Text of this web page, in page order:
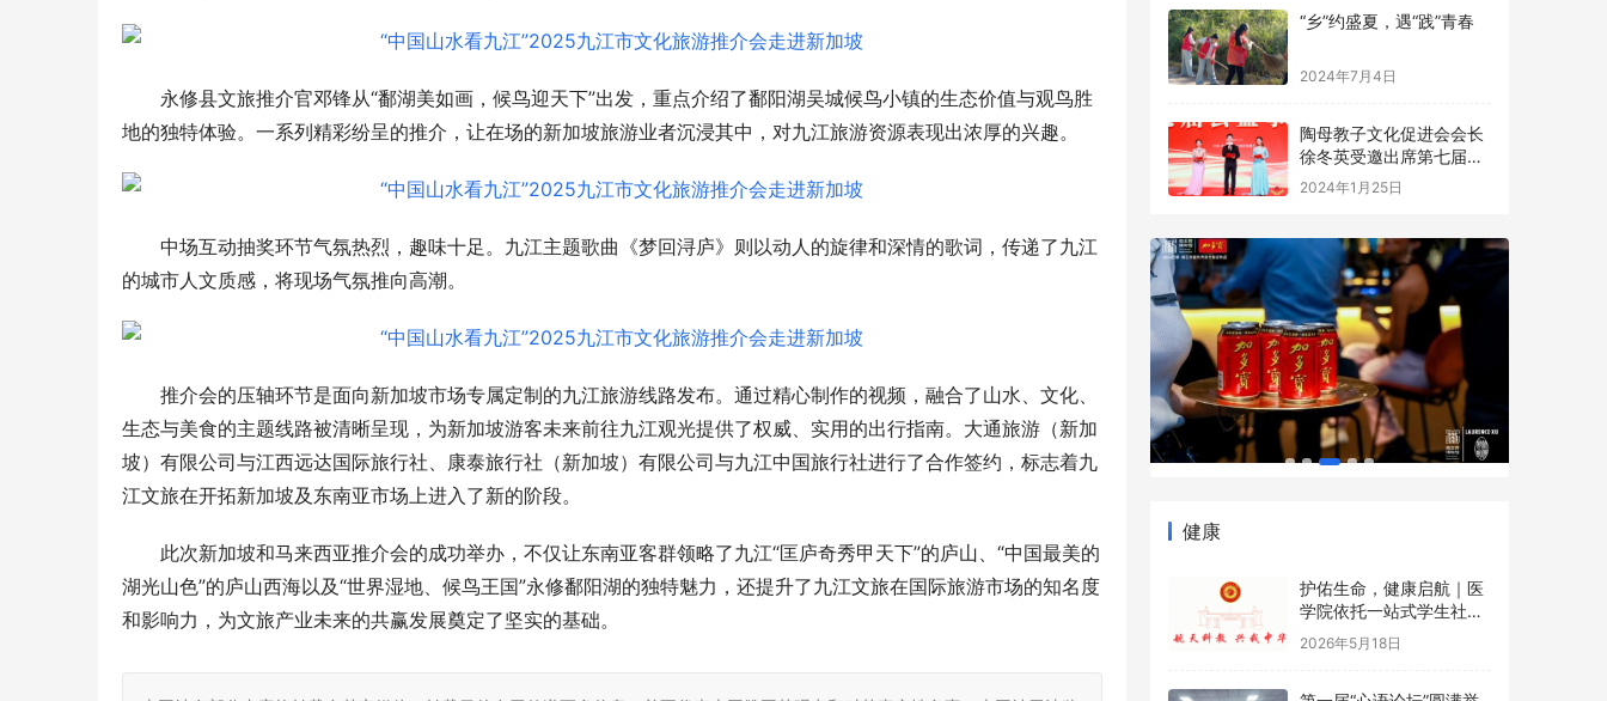
永修县文旅推介官邓锋从“鄱湖美如画，候鸟迎天下”出发，重点介绍了鄱阳湖吴城候鸟小镇的生态价值与观鸟胜
地的独特体验。一系列精彩纷呈的推介，让在场的新加坡旅游业者沉浸其中，对九江旅游资源表现出浓厚的兴趣。
中场互动抽奖环节气氛热烈，趣味十足。九江主题歌曲《梦回浔庐》则以动人的旋律和深情的歌词，传递了九江
的城市人文质感，将现场气氛推向高潮。
推介会的压轴环节是面向新加坡市场专属定制的九江旅游线路发布。通过精心制作的视频，融合了山水、文化、
生态与美食的主题线路被清晰呈现，为新加坡游客未来前往九江观光提供了权威、实用的出行指南。大通旅游（新加
坡）有限公司与江西远达国际旅行社、康泰旅行社（新加坡）有限公司与九江中国旅行社进行了合作签约，标志着九
江文旅在开拓新加坡及东南亚市场上进入了新的阶段。
此次新加坡和马来西亚推介会的成功举办，不仅让东南亚客群领略了九江“匡庐奇秀甲天下”的庐山、“中国最美的
湖光山色”的庐山西海以及“世界湿地、候鸟王国”永修鄱阳湖的独特魅力，还提升了九江文旅在国际旅游市场的知名度
和影响力，为文旅产业未来的共赢发展奠定了坚实的基础。
“乡”约盛夏，遇“践”青春
2024年7月4日
陶母教子文化促进会会长
徐冬英受邀出席第七届公
益事业大典
2024年1月25日
健康
护佑生命，健康启航｜医
学院依托一站式学生社区
开展5·12国际护士节沉浸
式健康科普游园会
2026年5月18日